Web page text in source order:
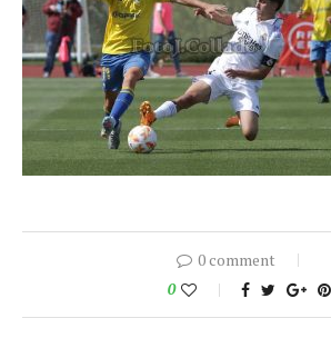
0 comment
0